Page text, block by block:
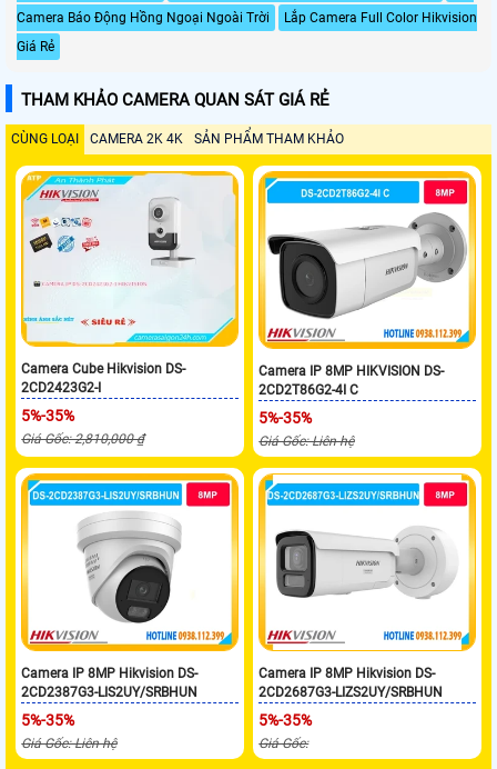
Camera Báo Động Hồng Ngoại Ngoài Trời
Lắp Camera Full Color Hikvision
Giá Rẻ
THAM KHẢO CAMERA QUAN SÁT GIÁ RẺ
CÙNG LOẠI CAMERA 2K 4K SẢN PHẨM THAM KHẢO
Camera Cube Hikvision DS-
2CD2423G2-I
5%-35%
Giá Gốc: 2,810,000 ₫
Camera IP 8MP HIKVISION DS-
2CD2T86G2-4I C
5%-35%
Giá Gốc: Liên hệ
Camera IP 8MP Hikvision DS-
2CD2387G3-LIS2UY/SRBHUN
5%-35%
Giá Gốc: Liên hệ
Camera IP 8MP Hikvision DS-
2CD2687G3-LIZS2UY/SRBHUN
5%-35%
Giá Gốc: